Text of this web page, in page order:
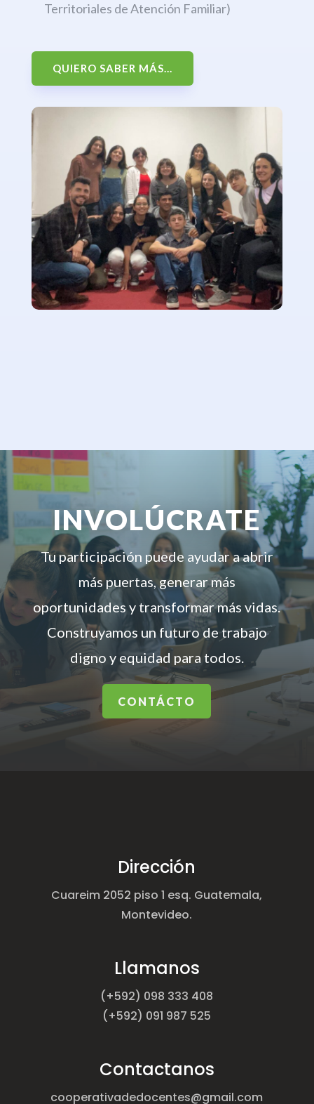
Territoriales de Atención Familiar)
QUIERO SABER MÁS...
INVOLÚCRATE
Tu participación puede ayudar a abrir
más puertas, generar más
oportunidades y transformar más vidas.
Construyamos un futuro de trabajo
digno y equidad para todos.
CONTÁCTO
Dirección
Cuareim 2052 piso 1 esq. Guatemala,
Montevideo.
Llamanos
(+592) 098 333 408
(+592) 091 987 525
Contactanos
cooperativadedocentes@gmail.com